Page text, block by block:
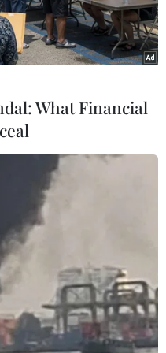
TTXVN)
Nhà nước, tính
cho vay hỗ trợ nhà
đã giải ngân được
tỷ đồng.
What Financial